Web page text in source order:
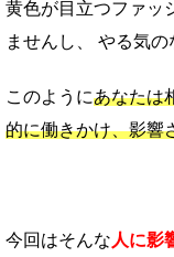
黄色が目立つファッ
ませんし、 やる気
このようにあなたは
的に働きかけ、影響
今回はそんな 人に影